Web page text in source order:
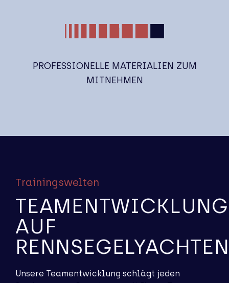
PROFESSIONELLE MATERIALIEN ZUM
MITNEHMEN
Trainingswelten
TEAMENT­WICKLUNG
AUF
RENNSEGELYACHTEN
Unsere Teamentwicklung schlägt jeden